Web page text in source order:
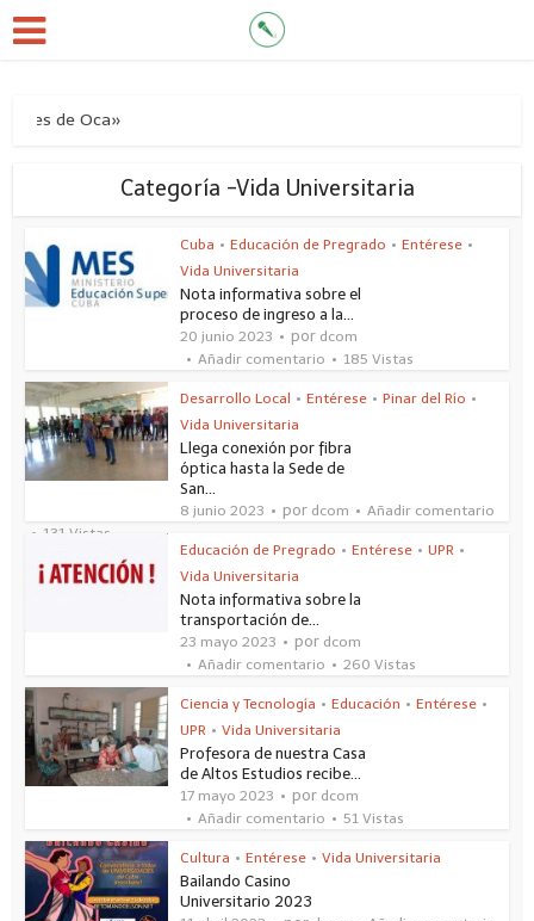
de Oca»
Categoría -Vida Universitaria
Cuba • Educación de Pregrado • Entérese •
Vida Universitaria
Nota informativa sobre el
proceso de ingreso a la...
20 junio 2023 por dcom
Añadir comentario
185 Vistas
Desarrollo Local • Entérese • Pinar del Río •
Vida Universitaria
Llega conexión por fibra
óptica hasta la Sede de
San...
8 junio 2023 por dcom
Añadir comentario
131 Vistas
Educación de Pregrado • Entérese • UPR •
Vida Universitaria
Nota informativa sobre la
transportación de...
23 mayo 2023 por dcom
Añadir comentario
260 Vistas
Ciencia y Tecnología • Educación • Entérese •
UPR • Vida Universitaria
Profesora de nuestra Casa
de Altos Estudios recibe...
17 mayo 2023 por dcom
Añadir comentario
51 Vistas
Cultura • Entérese • Vida Universitaria
Bailando Casino
Universitario 2023